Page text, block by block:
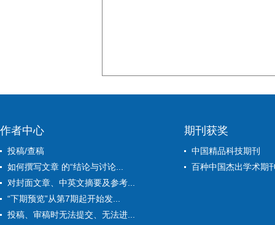
作者中心
投稿/查稿
如何撰写文章 的“结论与讨论...
对封面文章、中英文摘要及参考...
“下期预览”从第7期起开始发...
投稿、审稿时无法提交、无法进...
期刊获奖
中国精品科技期刊
百种中国杰出学术期